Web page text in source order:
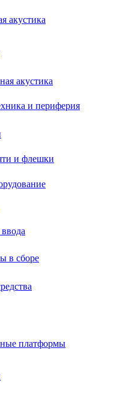
акустика
акустика
и периферия
и флешки
в сборе
платформы